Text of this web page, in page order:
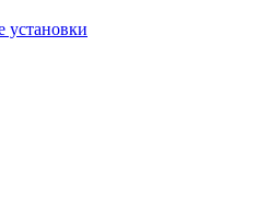
установки